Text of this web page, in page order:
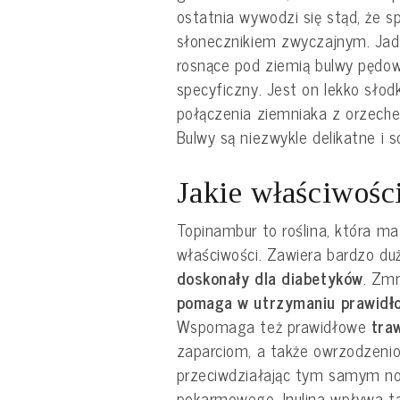
ostatnia wywodzi się stąd, że
słonecznikiem zwyczajnym.
rosnące pod ziemią bulwy
specyficzny. Jest on lekko
połączenia ziemniaka z
Bulwy są niezwykle delikatne i
Jakie
Topinambur to roślina, która
właściwości. Zawiera bardzo
doskonały dla diabetyków.
pomaga w utrzymaniu
Wspomaga też prawidłowe
zaparciom, a także
przeciwdziałając tym samym